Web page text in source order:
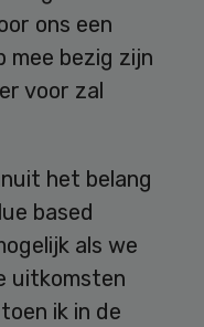
ons een
mee bezig zijn
voor zal
het belang
based
als we
uitkomsten
ik in de